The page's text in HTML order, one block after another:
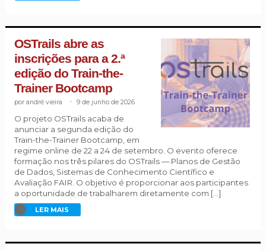
OSTrails abre as
inscrições para a 2.ª
edição do Train-the-
Trainer Bootcamp
andré vieira 9 de junho de 2026
O projeto OSTrails acaba de
anunciar a segunda edição do
Train-the-Trainer Bootcamp, em
regime online de 22 a 24 de setembro. O evento oferece
formação nos três pilares do OSTrails — Planos de Gestão
de Dados, Sistemas de Conhecimento Científico e
Avaliação FAIR. O objetivo é proporcionar aos participantes
a oportunidade de trabalharem diretamente com […]
LER MAIS